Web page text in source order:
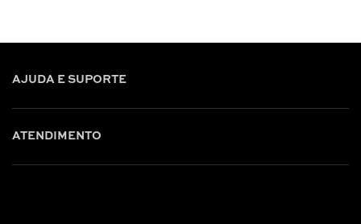
AJUDA E SUPORTE
ATENDIMENTO